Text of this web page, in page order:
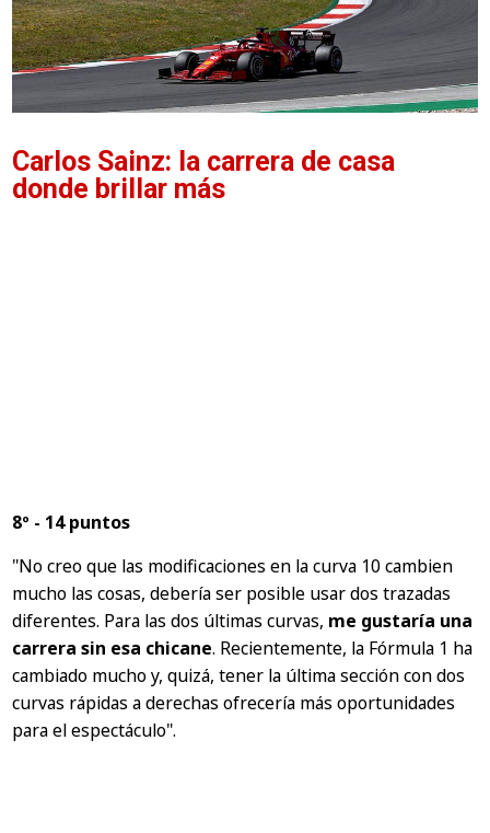
Carlos Sainz: la carrera de casa
donde brillar más
8º - 14 puntos
"No creo que las modificaciones en la curva 10 cambien
mucho las cosas, debería ser posible usar dos trazadas
diferentes. Para las dos últimas curvas, me gustaría una
carrera sin esa chicane. Recientemente, la Fórmula 1 ha
cambiado mucho y, quizá, tener la última sección con dos
curvas rápidas a derechas ofrecería más oportunidades
para el espectáculo".